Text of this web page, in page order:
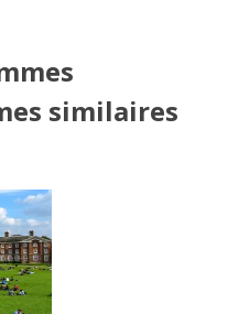
similaires